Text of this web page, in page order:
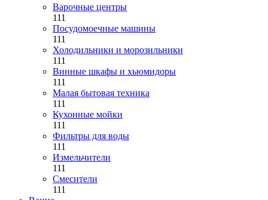
Варочные центры
111
Посудомоечные машины
111
Холодильники и морозильники
111
Винные шкафы и хьюмидоры
111
Малая бытовая техника
111
Кухонные мойки
111
Фильтры для воды
111
Измельчители
111
Смесители
111